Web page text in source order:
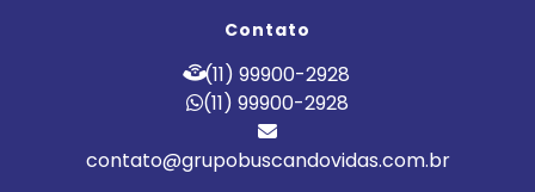
Contato
(11) 99900-2928
(11) 99900-2928
contato@grupobuscandovidas.com.br